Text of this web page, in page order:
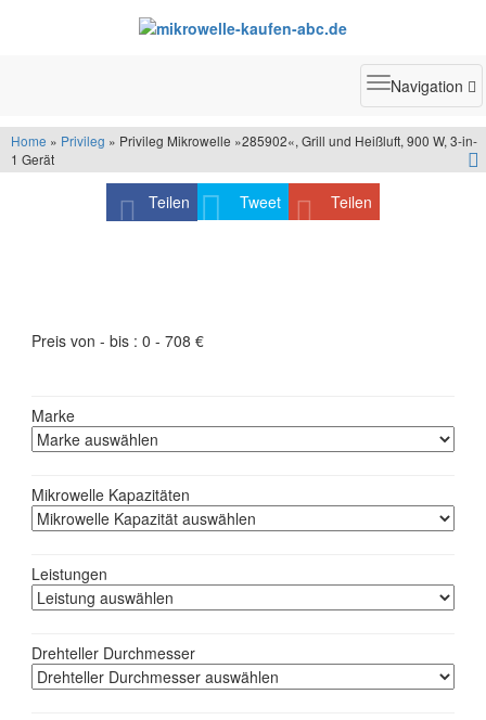
Toggle
Navigation
Home » Privileg » Privileg Mikrowelle »285902«, Grill und Heißluft, 900 W, 3-in-
1 Gerät
Teilen Tweet Teilen
Preis von - bis : 0 - 708 €
Marke
Mikrowelle Kapazitäten
Leistungen
Drehteller Durchmesser